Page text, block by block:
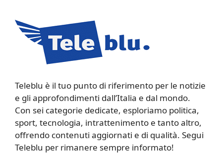
Teleblu è il tuo punto di riferimento per le notizie
e gli approfondimenti dall’Italia e dal mondo.
Con sei categorie dedicate, esploriamo politica,
sport, tecnologia, intrattenimento e tanto altro,
offrendo contenuti aggiornati e di qualità. Segui
Teleblu per rimanere sempre informato!